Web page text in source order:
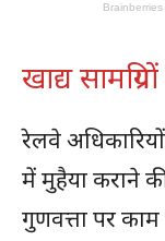
खाद्य
रेलवे
में मुहैया कराने
गुणवत्ता पर काम